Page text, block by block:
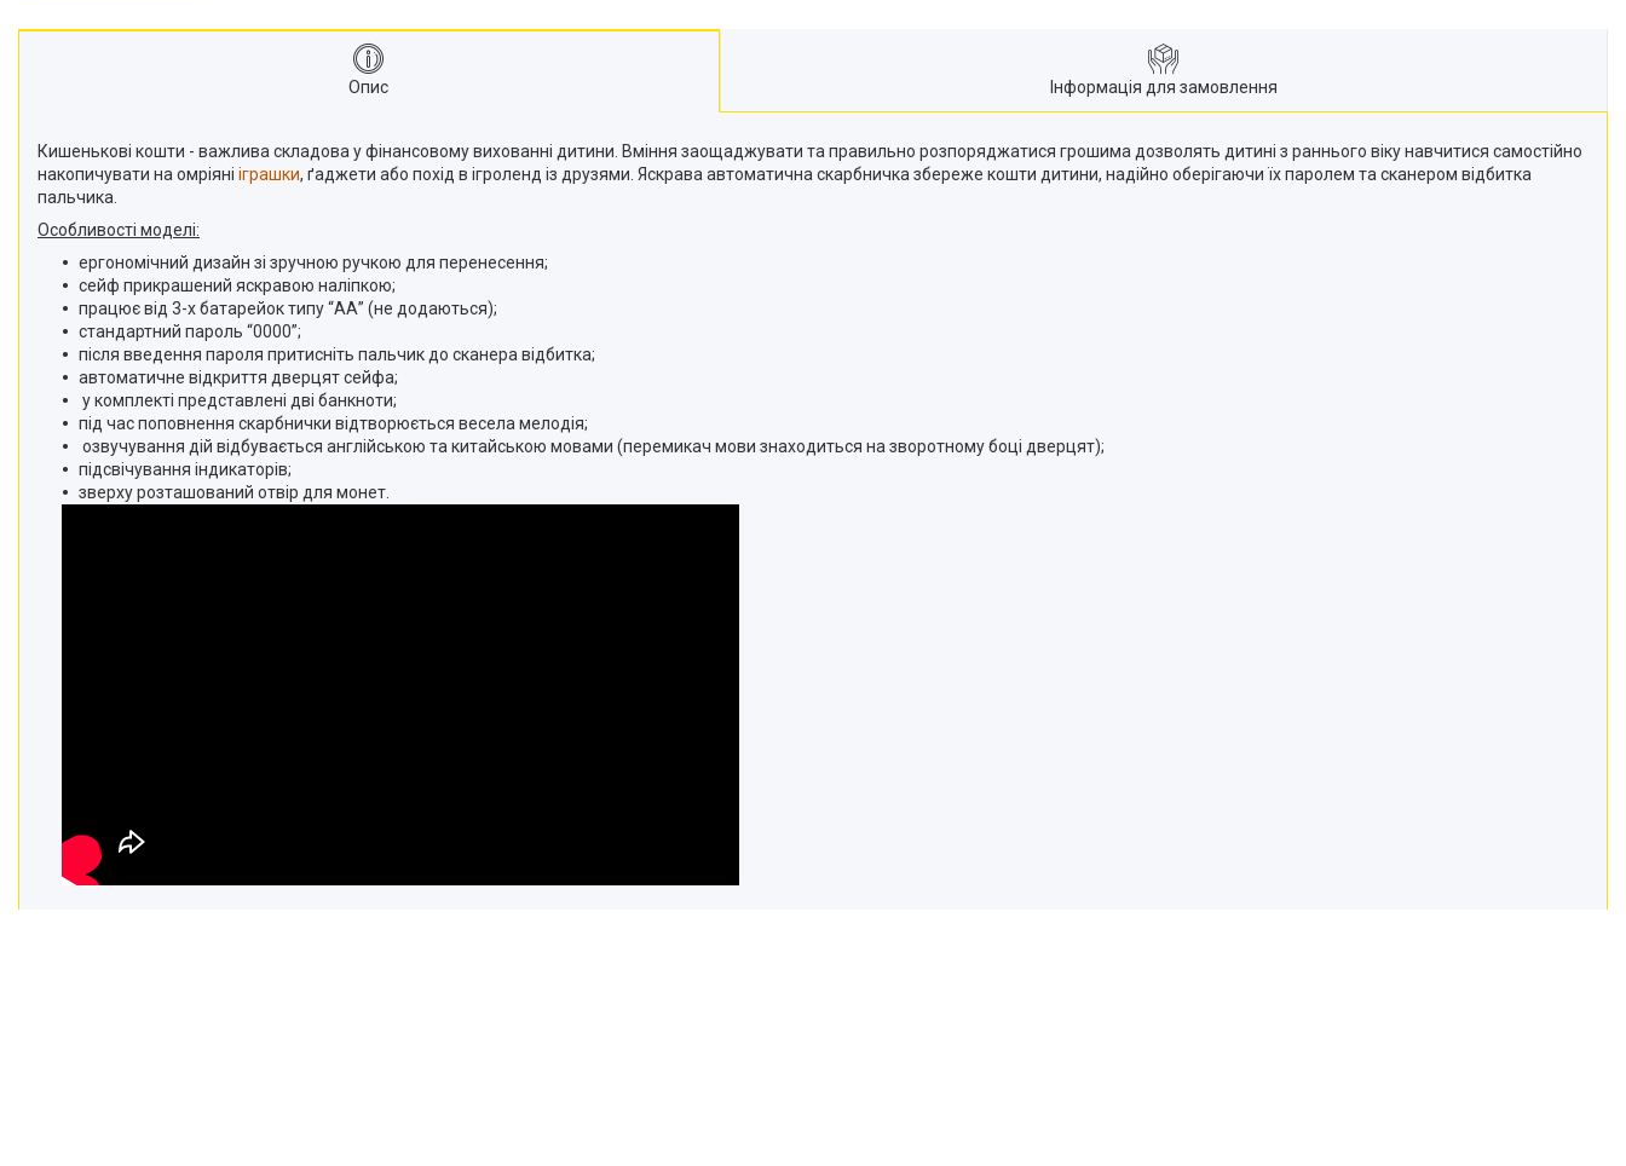
Опис Інформація для замовлення
Кишенькові кошти - важлива складова у фінансовому вихованні дитини. Вміння заощаджувати та правильно розпоряджатися грошима дозволять дитині з раннього віку навчитися самостійно
накопичувати на омріяні іграшки, ґаджети або похід в ігроленд із друзями. Яскрава автоматична скарбничка збереже кошти дитини, надійно оберігаючи їх паролем та сканером відбитка
пальчика.
Особливості моделі:
ергономічний дизайн зі зручною ручкою для перенесення;
сейф прикрашений яскравою наліпкою;
працює від 3-х батарейок типу “АА” (не додаються);
стандартний пароль “0000”;
після введення пароля притисніть пальчик до сканера відбитка;
автоматичне відкриття дверцят сейфа;
у комплекті представлені дві банкноти;
під час поповнення скарбнички відтворюється весела мелодія;
озвучування дій відбувається англійською та китайською мовами (перемикач мови знаходиться на зворотному боці дверцят);
підсвічування індикаторів;
зверху розташований отвір для монет.